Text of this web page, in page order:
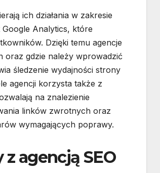
ich działania w zakresie
Analytics, które
Dzięki temu agencje
oraz gdzie należy wprowadzić
śledzenie wydajności strony
agencji korzysta także z
na znalezienie
linków zwrotnych oraz
wymagających poprawy.
z agencją SEO